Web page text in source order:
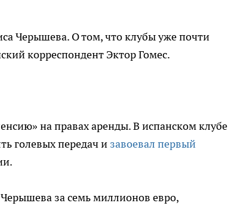
Черышева. О том, что клубы уже почти
корреспондент Эктор Гомес.
на правах аренды. В испанском клубе
голевых передач и завоевал первый
за семь миллионов евро,